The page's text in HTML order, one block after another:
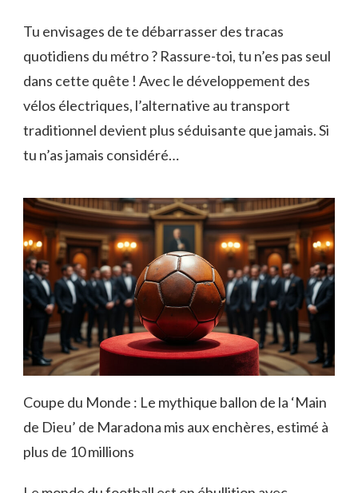
Tu envisages de te débarrasser des tracas
quotidiens du métro ? Rassure-toi, tu n’es pas seul
dans cette quête ! Avec le développement des
vélos électriques, l’alternative au transport
traditionnel devient plus séduisante que jamais. Si
tu n’as jamais considéré…
Coupe du Monde : Le mythique ballon de la ‘Main
de Dieu’ de Maradona mis aux enchères, estimé à
plus de 10 millions